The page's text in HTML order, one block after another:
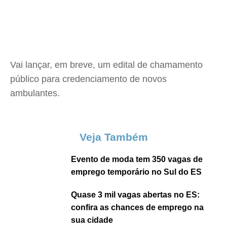
Vai lançar, em breve, um edital de chamamento
público para credenciamento de novos
ambulantes.
Veja Também
Evento de moda tem 350 vagas de
emprego temporário no Sul do ES
Quase 3 mil vagas abertas no ES:
confira as chances de emprego na
sua cidade